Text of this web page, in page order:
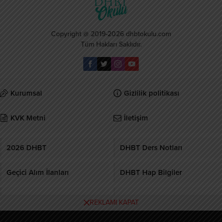
Copyright @ 2019-2026 dhbtokulu.com
Tüm Hakları Saklıdır.
Kurumsal Gizlilik politikası
KVK Metni İletişim
2026 DHBT DHBT Ders Notları
Geçici Alım İlanları DHBT Hap Bilgiler
REKLAMI KAPAT